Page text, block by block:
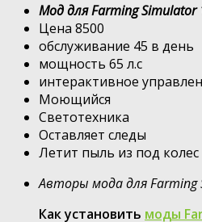
Мод для Farming Simulator
Цена 8500
обслуживание 45 в день
мощность 65 л.с
интерактивное
Моющийся
Светотехника
Оставляет следы
Летит пыль из под колес
Авторы мода для Farming
Как установить моды